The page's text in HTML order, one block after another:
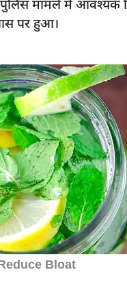
मामले में आवश्यक
पर हुआ।
के
latest